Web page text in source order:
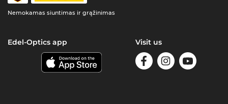
Nemokamas siuntimas ir grąžinimas
Edel-Optics app Visit us